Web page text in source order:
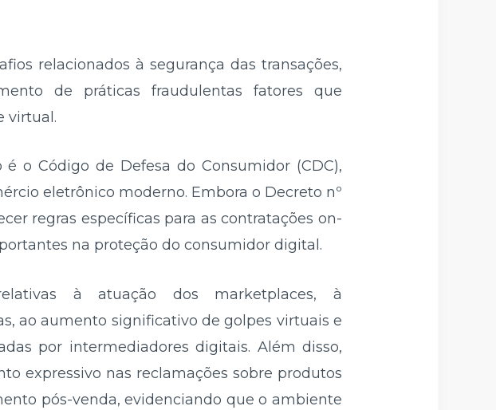
relacionados à segurança das transações,
de práticas fraudulentas fatores que
virtual.
o Código de Defesa do Consumidor (CDC),
eletrônico moderno. Embora o Decreto nº
regras específicas para as contratações on-
na proteção do consumidor digital.
à atuação dos marketplaces, à
ao aumento significativo de golpes virtuais e
por intermediadores digitais. Além disso,
expressivo nas reclamações sobre produtos
pós-venda, evidenciando que o ambiente